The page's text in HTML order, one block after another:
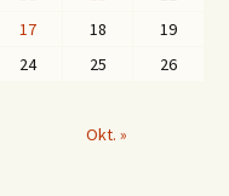
17 18
19
24 25
26
Okt. »